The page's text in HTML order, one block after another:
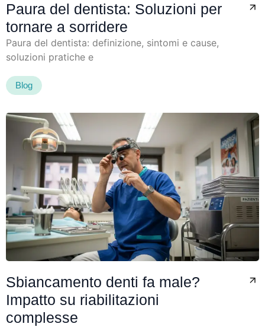
Paura del dentista: Soluzioni per
tornare a sorridere
Paura del dentista: definizione, sintomi e cause,
soluzioni pratiche e
Blog
Sbiancamento denti fa male?
Impatto su riabilitazioni
complesse